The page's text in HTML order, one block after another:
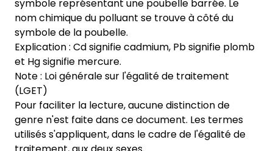
symbole représentant une poubelle barrée. Le
nom chimique du polluant se trouve à côté du
symbole de la poubelle.
Explication : Cd signifie cadmium, Pb signifie plomb
et Hg signifie mercure.
Note : Loi générale sur l'égalité de traitement
(LGET)
Pour faciliter la lecture, aucune distinction de
genre n'est faite dans ce document. Les termes
utilisés s'appliquent, dans le cadre de l'égalité de